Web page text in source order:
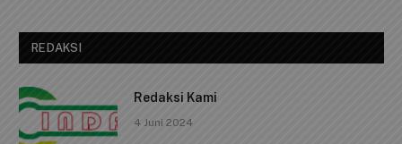
REDAKSI
Redaksi Kami
4 Juni 2024